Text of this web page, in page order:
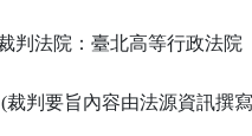
判法院：臺北高等行政法院
(裁判要旨內容由法源資訊撰